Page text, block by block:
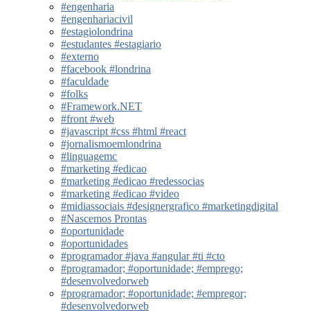
#engenharia
#engenhariacivil
#estagiolondrina
#estudantes #estagiario
#externo
#facebook #londrina
#faculdade
#folks
#Framework.NET
#front #web
#javascript #css #html #react
#jornalismoemlondrina
#linguagemc
#marketing #edicao
#marketing #edicao #redessocias
#marketing #edicao #video
#midiassociais #designergrafico #marketingdigital
#Nascemos Prontas
#oportunidade
#oportunidades
#programador #java #angular #ti #cto
#programador; #oportunidade; #emprego;
#desenvolvedorweb
#programador; #oportunidade; #empregor;
#desenvolvedorweb